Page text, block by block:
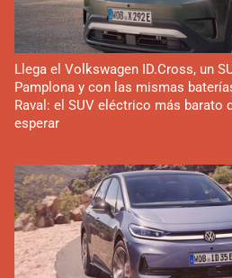
Llega el Volkswagen ID.Cross, un
Pamplona y con las mismas
Raval: el SUV eléctrico más barato
esperar